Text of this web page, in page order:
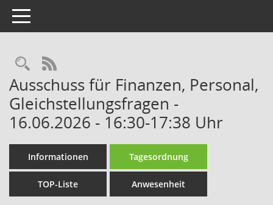
Toggle navigation
Rechercheauswahl
RSS-Feed
Ausschuss für Finanzen, Personal,
Gleichstellungsfragen -
16.06.2026 - 16:30-17:38 Uhr
Informationen Tagesordnung
TOP-Liste Anwesenheit